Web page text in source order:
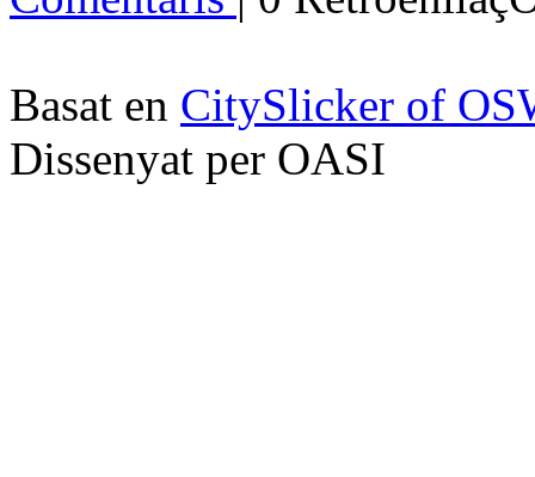
Basat en CitySlicker of
Dissenyat per OASI